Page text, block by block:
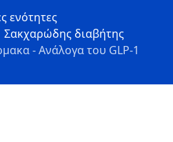
ενότητες
Σακχαρώδης διαβήτης
- Ανάλογα του GLP-1